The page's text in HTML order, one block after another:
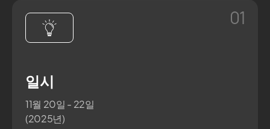
일시
11월 20일 - 22일
(2025년)
01